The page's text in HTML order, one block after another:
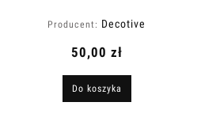
Producent: Decotive
50,00 zł
Do koszyka